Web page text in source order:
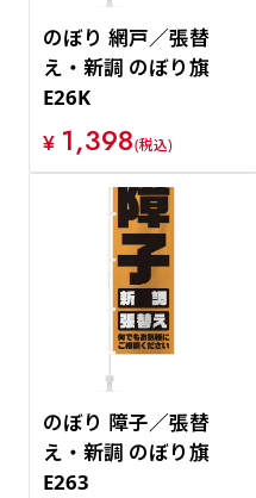
のぼり 網戸／張替
え・新調 のぼり旗
E26K
¥ 1,398(税込)
のぼり 障子／張替
え・新調 のぼり旗
E263